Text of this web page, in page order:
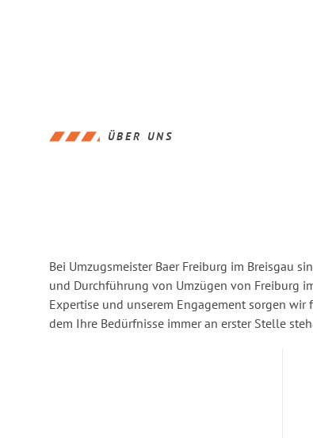
ÜBER UNS
Bei Umzugsmeister Baer Freiburg im Breisgau
und Durchführung von Umzügen von Freiburg
Expertise und unserem Engagement sorgen wir
dem Ihre Bedürfnisse immer an erster Stelle